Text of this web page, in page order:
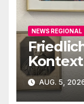
NEWS REGIONAL
1789-
AUG. 5,